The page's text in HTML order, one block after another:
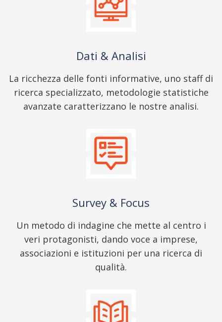
Dati & Analisi
La ricchezza delle fonti informative, uno staff di
ricerca specializzato, metodologie statistiche
avanzate caratterizzano le nostre analisi.
Survey & Focus
Un metodo di indagine che mette al centro i
veri protagonisti, dando voce a imprese,
associazioni e istituzioni per una ricerca di
qualità.